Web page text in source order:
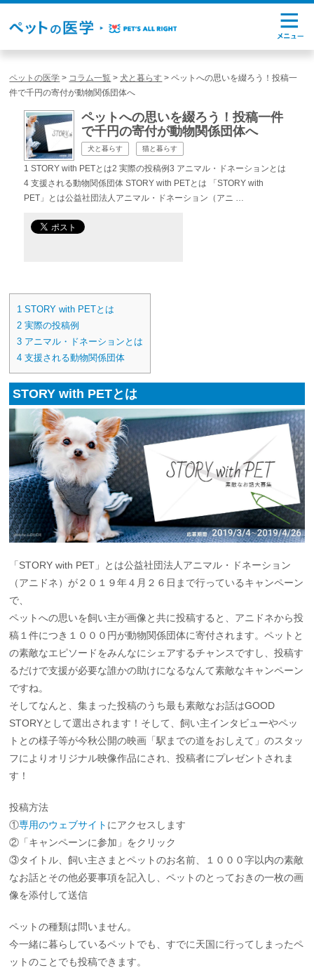
ペットの医学 > コラム一覧 >犬と暮らす >ペットへの思いを綴ろう！投稿一
件で千円の寄付が動物関係団体へ
ペットへの思いを綴ろう！投稿一件
で千円の寄付が動物関係団体へ
犬と暮らす 猫と暮らす
1 STORY with PETとは2 実際の投稿例3 アニマル・ドネーションとは
4 支援される動物関係団体 STORY with PETとは 「STORY with
PET」とは公益社団法人アニマル・ドネーション（アニ …
1 STORY with PETとは
2 実際の投稿例
3 アニマル・ドネーションとは
4 支援される動物関係団体
STORY with PETとは
「STORY with PET」とは公益社団法人アニマル・ドネーション
（アニドネ）が２０１９年４月２６日まで行っているキャンペーン
で、
ペットへの思いを飼い主が画像と共に投稿すると、アニドネから投
稿１件につき１０００円が動物関係団体に寄付されます。ペットと
の素敵なエピソードをみんなにシェアするチャンスですし、投稿す
るだけで支援が必要な誰かの助けになるなんて素敵なキャンペーン
ですね。
そしてなんと、集まった投稿のうち最も素敵なお話はGOOD
STORYとして選出されます！そして、飼い主インタビューやペッ
トとの様子等が今秋公開の映画「駅までの道をおしえて」のスタッ
フによりオリジナル映像作品にされ、投稿者にプレゼントされま
す！
投稿方法
①専用のウェブサイト にアクセスします
②「キャンペーンに参加」をクリック
③タイトル、飼い主さまとペットのお名前、１０００字以内の素敵
なお話とその他必要事項を記入し、ペットのとっておきの一枚の画
像を添付して送信
ペットの種類は問いません。
今一緒に暮らしているペットでも、すでに天国に行ってしまったペ
ットのことでも投稿できます。